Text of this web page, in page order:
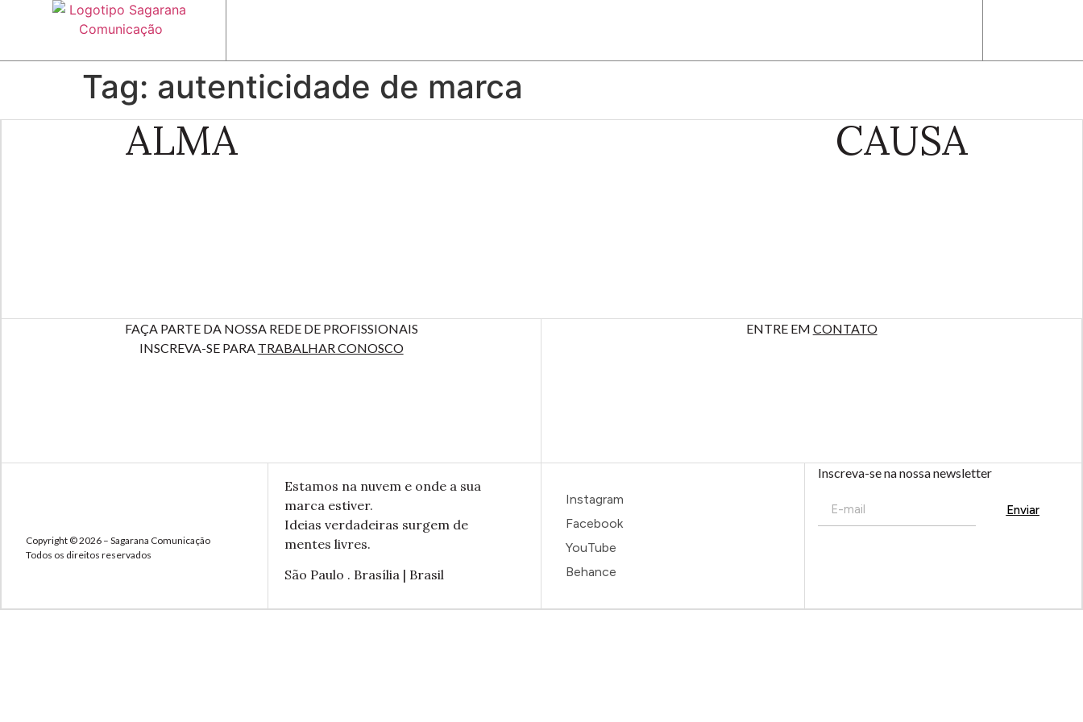
Tag: autenticidade de marca
ALMA CAUSA
FAÇA PARTE DA NOSSA REDE DE PROFISSIONAIS
INSCREVA-SE PARA TRABALHAR CONOSCO
ENTRE EM CONTATO
Copyright © 2026 – Sagarana Comunicação
Todos os direitos reservados
Estamos na nuvem e onde a sua
marca estiver.
Ideias verdadeiras surgem de
mentes livres.
São Paulo . Brasília | Brasil
Instagram
Facebook
YouTube
Behance
Inscreva-se na nossa newsletter
Enviar